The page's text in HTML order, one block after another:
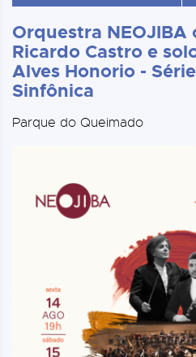
Orquestra NEOJIBA
Ricardo Castro e
Alves Honorio -
Sinfônica
Parque do Queimado